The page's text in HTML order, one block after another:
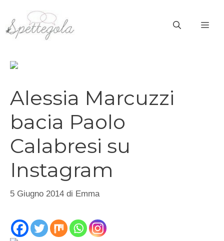
contenuto
Alessia Marcuzzi
bacia Paolo
Calabresi su
Instagram
5 Giugno 2014 di Emma